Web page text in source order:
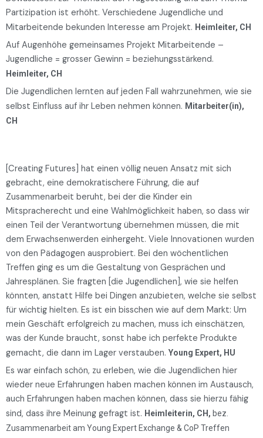
Partizipation ist erhöht. Verschiedene Jugendliche und
Mitarbeitende bekunden Interesse am Projekt. Heimleiter, CH
Auf Augenhöhe gemeinsames Projekt Mitarbeitende –
Jugendliche = grosser Gewinn = beziehungsstärkend.
Heimleiter, CH
Die Jugendlichen lernten auf jeden Fall wahrzunehmen, wie sie
selbst Einfluss auf ihr Leben nehmen können. Mitarbeiter(in),
CH
[Creating Futures] hat einen völlig neuen Ansatz mit sich
gebracht, eine demokratischere Führung, die auf
Zusammenarbeit beruht, bei der die Kinder ein
Mitspracherecht und eine Wahlmöglichkeit haben, so dass wir
einen Teil der Verantwortung übernehmen müssen, die mit
dem Erwachsenwerden einhergeht. Viele Innovationen wurden
von den Pädagogen ausprobiert. Bei den wöchentlichen
Treffen ging es um die Gestaltung von Gesprächen und
Jahresplänen. Sie fragten [die Jugendlichen], wie sie helfen
könnten, anstatt Hilfe bei Dingen anzubieten, welche sie selbst
für wichtig hielten. Es ist ein bisschen wie auf dem Markt: Um
mein Geschäft erfolgreich zu machen, muss ich einschätzen,
was der Kunde braucht, sonst habe ich perfekte Produkte
gemacht, die dann im Lager verstauben. Young Expert, HU
Es war einfach schön, zu erleben, wie die Jugendlichen hier
wieder neue Erfahrungen haben machen können im Austausch,
auch Erfahrungen haben machen können, dass sie hierzu fähig
sind, dass ihre Meinung gefragt ist. Heimleiterin, CH, bez.
Zusammenarbeit am Young Expert Exchange & CoP Treffen